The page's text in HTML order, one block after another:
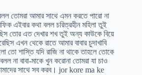
তোমরা আমার সাথে এমন করতে পারো না
এইবার কথা বলল চরিত্রহীন মহিলা তুই
তোর এত দেখার শখ তুই অন্য কাউকে বিয়ে
এখন থেকে রাতে আমার বাবার চুদাখাবি
তো শাস্তি যদি রাজি না থাকে তাহলে তোকে
না বাবা-মাকে খুন করোনা তোমরা যা চাও
সাথে সব করব। jor kore ma ke